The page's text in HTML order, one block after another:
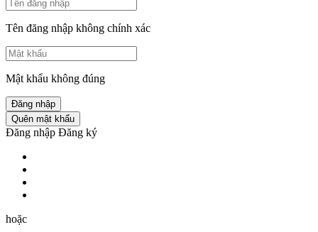
Tên đăng nhập không chính xác
Mật khẩu không đúng
Đăng nhập
Quên mật khẩu
Đăng nhập Đăng ký
hoặc